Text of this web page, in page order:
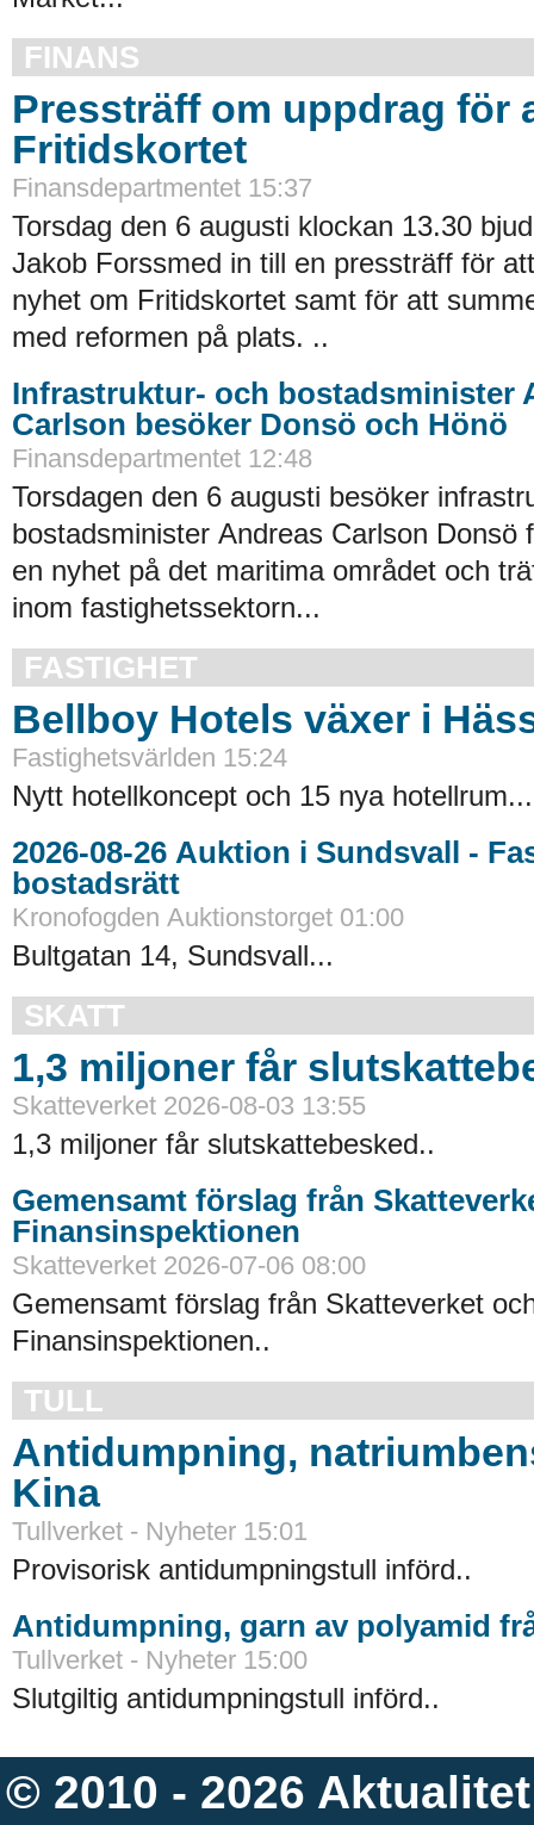
FINANS
Pressträff om uppdrag för
Fritidskortet
Finansdepartmentet 15:37
Torsdag den 6 augusti klockan 13.30
Jakob Forssmed in till en pressträff för
nyhet om Fritidskortet samt för att
med reformen på plats. ..
Infrastruktur- och bostadsminister
Carlson besöker Donsö och Hönö
Finansdepartmentet 12:48
Torsdagen den 6 augusti besöker
bostadsminister Andreas Carlson Donsö
en nyhet på det maritima området och
inom fastighetssektorn...
FASTIGHET
Bellboy Hotels växer i
Fastighetsvärlden 15:24
Nytt hotellkoncept och 15 nya hotellrum...
2026-08-26 Auktion i Sundsvall - Fastigheter och
bostadsrätt
Kronofogden Auktionstorget 01:00
Bultgatan 14, Sundsvall...
SKATT
1,3 miljoner får
Skatteverket 2026-08-03 13:55
1,3 miljoner får slutskattebesked..
Gemensamt förslag från
Finansinspektionen
Skatteverket 2026-07-06 08:00
Gemensamt förslag från Skatteverket
Finansinspektionen..
TULL
Antidumpning,
Kina
Tullverket - Nyheter 15:01
Provisorisk antidumpningstull införd..
Antidumpning, garn av polyamid
Tullverket - Nyheter 15:00
Slutgiltig antidumpningstull införd..
© 2010 - 2026 Aktualitet